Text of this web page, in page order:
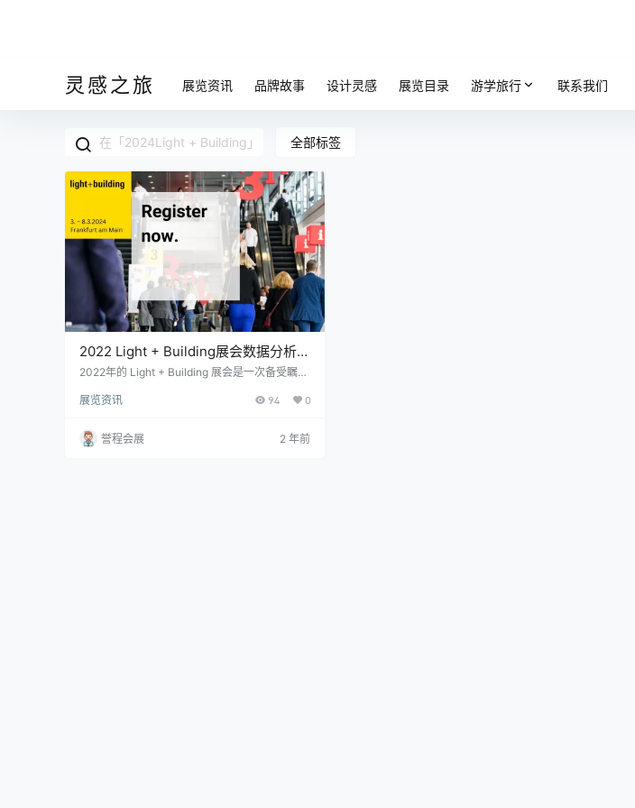
灵感之旅 展览资讯 品牌故事 设计灵感 展览目录 游学旅行 联系我们
全部标签
2022 Light + Building展会数据分析与
2024年观展邀请
2022年的 Light + Building 展会是一次备受瞩目
参展商。以下是对该展会的关键数据分析： 参展
个国家和地区。这表明该展会具有全球吸引力，
为业内各方提供了展示和交流的机会。 展览内
展览资讯 94 0
誉程会展
2 年前